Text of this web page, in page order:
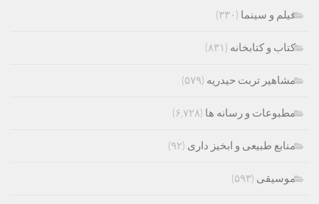
فیلم و سینما (۳۳۰)
کتاب و کتابخانه (۸۳۱)
مشاهیر تربت حیدریه (۵۷۹)
مطبوعات و رسانه ها (۶,۷۲۸)
منابع طبیعی و ابخیز داری (۹۲)
موسیقی (۵۹۳)